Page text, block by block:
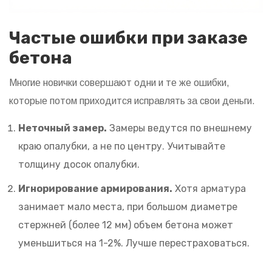
Частые ошибки при заказе
бетона
Многие новички совершают одни и те же ошибки,
которые потом приходится исправлять за свои деньги.
Неточный замер. Замеры ведутся по внешнему
краю опалубки, а не по центру. Учитывайте
толщину досок опалубки.
Игнорирование армирования. Хотя арматура
занимает мало места, при большом диаметре
стержней (более 12 мм) объем бетона может
уменьшиться на 1-2%. Лучше перестраховаться.